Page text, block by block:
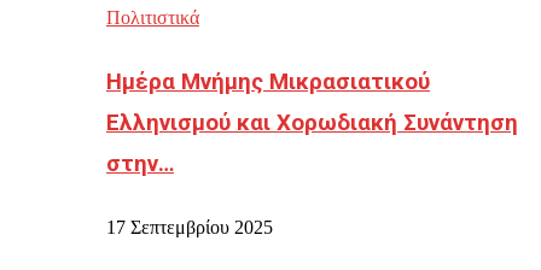
Πολιτιστικά
Ημέρα Μνήμης Μικρασιατικού
Ελληνισμού και Χορωδιακή Συνάντηση
στην…
17 Σεπτεμβρίου 2025